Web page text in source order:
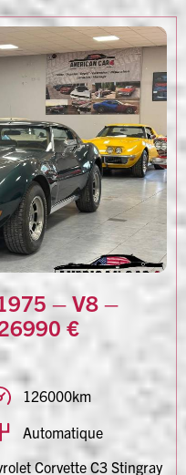
– V8 –
€
126000km
Automatique
Corvette C3 Stingray